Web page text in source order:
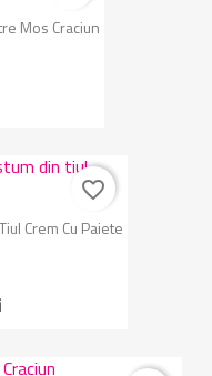
Mos Craciun
Crem Cu Paiete
favorite_border